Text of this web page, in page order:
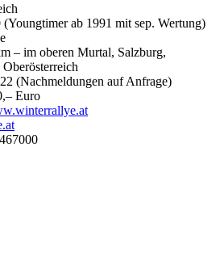
(Youngtimer ab 1991 mit sep. Wertung)
– im oberen Murtal, Salzburg,
(Nachmeldungen auf Anfrage)
Euro